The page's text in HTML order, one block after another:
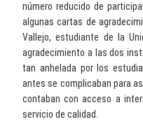
número reducido de
algunas cartas de
Vallejo, estudiante de la
agradecimiento a las dos
tan anhelada por los
antes se complicaban para
contaban con acceso a
servicio de calidad.